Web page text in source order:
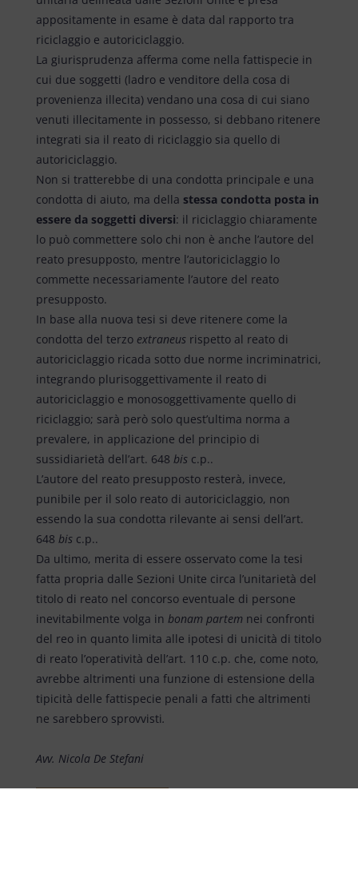
appositamente in esame è data dal rapporto tra
riciclaggio e autoriciclaggio.
La giurisprudenza afferma come nella fattispecie in
cui due soggetti (ladro e venditore della cosa di
provenienza illecita) vendano una cosa di cui siano
venuti illecitamente in possesso, si debbano ritenere
integrati sia il reato di riciclaggio sia quello di
autoriciclaggio.
Non si tratterebbe di una condotta principale e una
condotta di aiuto, ma della stessa condotta posta in
essere da soggetti diversi: il riciclaggio chiaramente
lo può commettere solo chi non è anche l’autore del
reato presupposto, mentre l’autoriciclaggio lo
commette necessariamente l’autore del reato
presupposto.
In base alla nuova tesi si deve ritenere come la
condotta del terzo extraneus rispetto al reato di
autoriciclaggio ricada sotto due norme incriminatrici,
integrando plurisoggettivamente il reato di
autoriciclaggio e monosoggettivamente quello di
riciclaggio; sarà però solo quest’ultima norma a
prevalere, in applicazione del principio di
sussidiarietà dell’art. 648 bis c.p..
L’autore del reato presupposto resterà, invece,
punibile per il solo reato di autoriciclaggio, non
essendo la sua condotta rilevante ai sensi dell’art.
648 bis c.p..
Da ultimo, merita di essere osservato come la tesi
fatta propria dalle Sezioni Unite circa l’unitarietà del
titolo di reato nel concorso eventuale di persone
inevitabilmente volga in bonam partem nei confronti
del reo in quanto limita alle ipotesi di unicità di titolo
di reato l’operatività dell’art. 110 c.p. che, come noto,
avrebbe altrimenti una funzione di estensione della
tipicità delle fattispecie penali a fatti che altrimenti
ne sarebbero sprovvisti.
Avv. Nicola De Stefani